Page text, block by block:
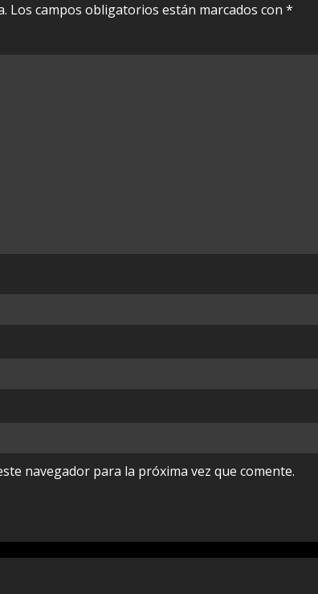
Los campos obligatorios están marcados con *
navegador para la próxima vez que comente.